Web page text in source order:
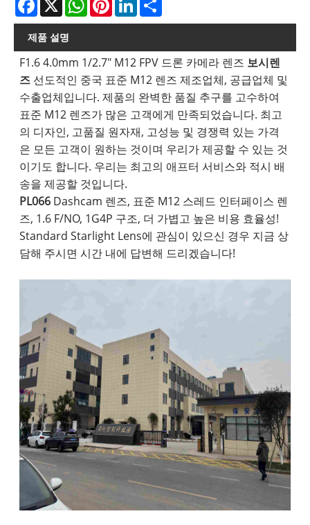
제품 설명
F1.6 4.0mm 1/2.7" M12 FPV 드론 카메라 렌즈 보시렌
즈 선도적인 중국 표준 M12 렌즈 제조업체, 공급업체 및
수출업체입니다. 제품의 완벽한 품질 추구를 고수하여
표준 M12 렌즈가 많은 고객에게 만족되었습니다. 최고
의 디자인, 고품질 원자재, 고성능 및 경쟁력 있는 가격
은 모든 고객이 원하는 것이며 우리가 제공할 수 있는 것
이기도 합니다. 우리는 최고의 애프터 서비스와 적시 배
송을 제공할 것입니다.
PL066 Dashcam 렌즈, 표준 M12 스레드 인터페이스 렌
즈, 1.6 F/NO, 1G4P 구조, 더 가볍고 높은 비용 효율성!
Standard Starlight Lens에 관심이 있으신 경우 지금 상
담해 주시면 시간 내에 답변해 드리겠습니다!